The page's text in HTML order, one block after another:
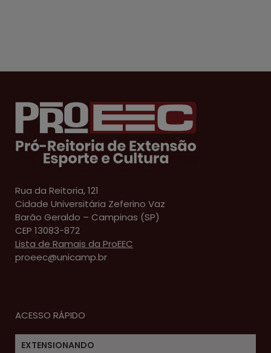
Rua da Reitoria, 121
Cidade Universitária Zeferino Vaz
Barão Geraldo – Campinas (SP)
CEP 13083-872
Lista de Ramais da ProEEC
proeec@unicamp.br
ACESSO RÁPIDO
EXTENSIONANDO